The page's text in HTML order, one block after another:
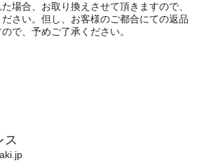
場合、お取り換えさせて頂きますので、
さい。但し、お客様のご都合にての返品
で、予めご了承ください。
ス